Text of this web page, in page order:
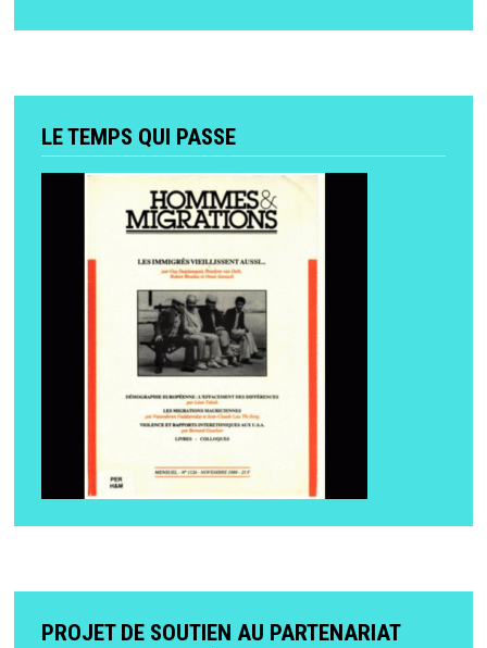
LE TEMPS QUI PASSE
PROJET DE SOUTIEN AU PARTENARIAT